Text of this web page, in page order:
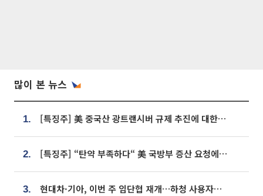
많이 본 뉴스
1. [특징주] 美 중국산 광트랜시버 규제 추진에 대한광통신 등 광통신株 강세
2. [특징주] “탄약 부족하다“ 美 국방부 증산 요청에⋯국내 방산주 급등세
3. 현대차·기아, 이번 주 임단협 재개…하청 사용자성 재심도 ‘변수’